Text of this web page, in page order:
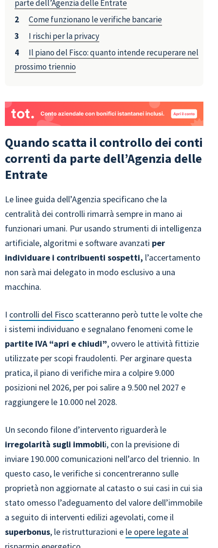
parte dell’Agenzia delle Entrate
Come funzionano le verifiche bancarie
I rischi per la privacy
Il piano del Fisco: quanto intende recuperare nel
prossimo triennio
Quando scatta il controllo dei conti
correnti da parte dell’Agenzia delle
Entrate
Le linee guida dell’Agenzia specificano che la
centralità dei controlli rimarrà sempre in mano ai
funzionari umani. Pur usando strumenti di intelligenza
artificiale, algoritmi e software avanzati per
individuare i contribuenti sospetti, l’accertamento
non sarà mai delegato in modo esclusivo a una
macchina.
I controlli del Fisco scatteranno però tutte le volte che
i sistemi individuano e segnalano fenomeni come le
partite IVA “apri e chiudi”, ovvero le attività fittizie
utilizzate per scopi fraudolenti. Per arginare questa
pratica, il piano di verifiche mira a colpire 9.000
posizioni nel 2026, per poi salire a 9.500 nel 2027 e
raggiungere le 10.000 nel 2028.
Un secondo filone d’intervento riguarderà le
irregolarità sugli immobili, con la previsione di
inviare 190.000 comunicazioni nell’arco del triennio. In
questo caso, le verifiche si concentreranno sulle
proprietà non aggiornate al catasto o sui casi in cui sia
stato omesso l’adeguamento del valore dell’immobile
a seguito di interventi edilizi agevolati, come il
superbonus, le ristrutturazioni e le opere legate al